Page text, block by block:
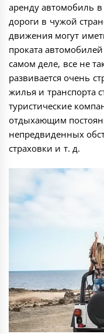
аренду автомобиль в
дороги в чужой
движения могут
проката
самом деле, все не
развивается очень
жилья и транспорта
туристические
отдыхающим
непредвиденных
страховки и т. д.